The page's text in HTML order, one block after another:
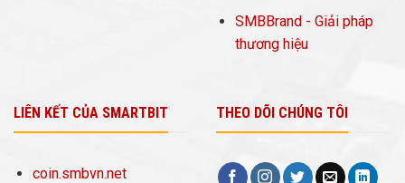
SMBBrand - Giải pháp
thương hiệu
LIÊN KẾT CỦA SMARTBIT
coin.smbvn.net
THEO DÕI CHÚNG TÔI